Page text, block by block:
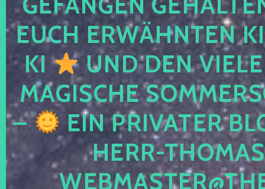
EUCH ERWÄHNTEN
KI
UND DEN
MAGISCHE
–
EIN PRIVATER
HERR-